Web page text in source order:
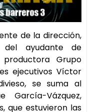
de la dirección,
del ayudante de
productora Grupo
ejecutivos Víctor
se suma al
García-Vázquez,
que estuvieron las